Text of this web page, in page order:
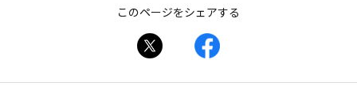
このページをシェアする